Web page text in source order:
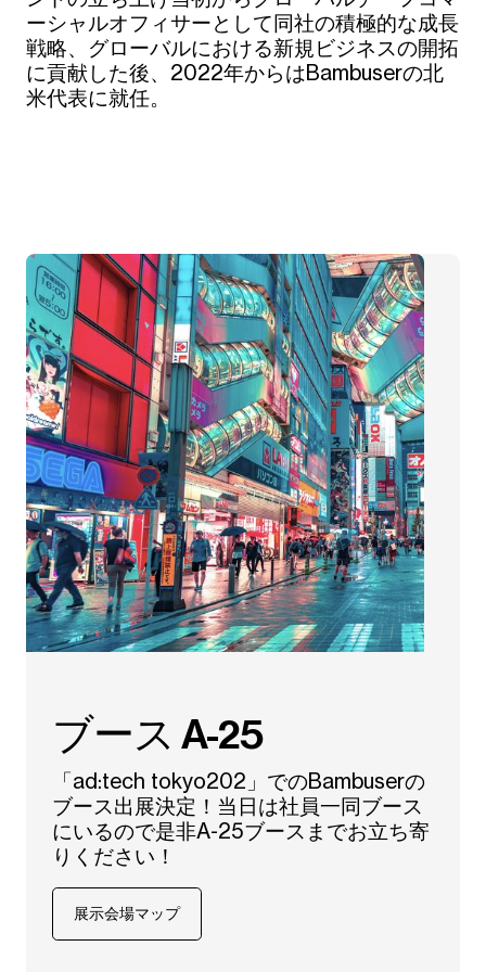
ーシャルオフィサーとして同社の積極的な成長
戦略、グローバルにおける新規ビジネスの開拓
に貢献した後、2022年からはBambuserの北
米代表に就任。
ブース A-25
「ad:tech tokyo202」でのBambuserの
ブース出展決定！当日は社員一同ブース
にいるので是非A-25ブースまでお立ち寄
りください！
展示会場マップ